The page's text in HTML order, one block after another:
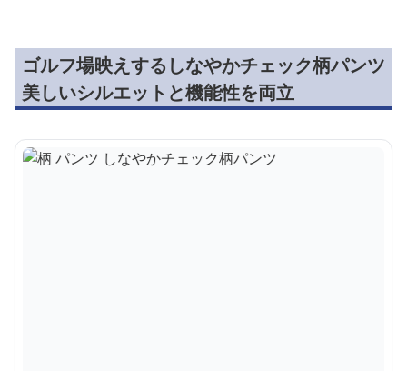
ゴルフ場映えするしなやかチェック柄パンツ
美しいシルエットと機能性を両立